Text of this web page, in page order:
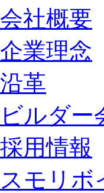
会社概要
企業理念
沿革
ビルダー
採用情報
スモリボ